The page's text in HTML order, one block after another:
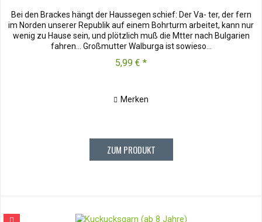
Bei den Brackes hängt der Haussegen schief: Der Va- ter, der fern
im Norden unserer Republik auf einem Bohrturm arbeitet, kann nur
wenig zu Hause sein, und plötzlich muß die Mtter nach Bulgarien
fahren... Großmutter Walburga ist sowieso...
5,99 € *
Merken
ZUM PRODUKT